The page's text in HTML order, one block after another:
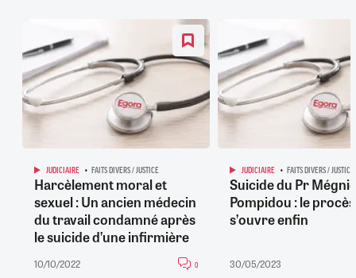
JUDICIAIRE FAITS DIVERS / JUSTICE
Harcèlement moral et
sexuel : Un ancien médecin
du travail condamné après
le suicide d’une infirmière
10/10/2022 0
JUDICIAIRE FAITS DIVERS / JUSTICE
Suicide du Pr
Pompidou : le procès
s’ouvre enfin
30/05/2023